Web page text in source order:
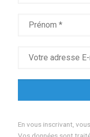
En vous inscrivant,